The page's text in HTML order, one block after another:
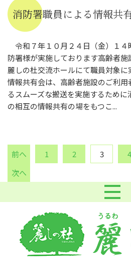
消防署職員による情報共
令和７年１０月２４日（金）１４
防署様が実施しております高齢者
麗しの杜交流ホールにて職員対象
情報共有会は、高齢者施設のご利
るスムーズな搬送を実施するために
の相互の情報共有の場をもつこ...
前へ 1 2 3 4
次へ